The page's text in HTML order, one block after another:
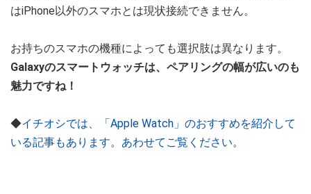
はiPhone以外のスマホとは現状接続できません。
お持ちのスマホの機種によっても選択肢は異なります。
Galaxyのスマートウォッチは、ペアリングの幅が広いのも
魅力ですね！
◆イチオシでは、「Apple Watch」のおすすめを紹介して
いる記事もあります。あわせてご覧ください。